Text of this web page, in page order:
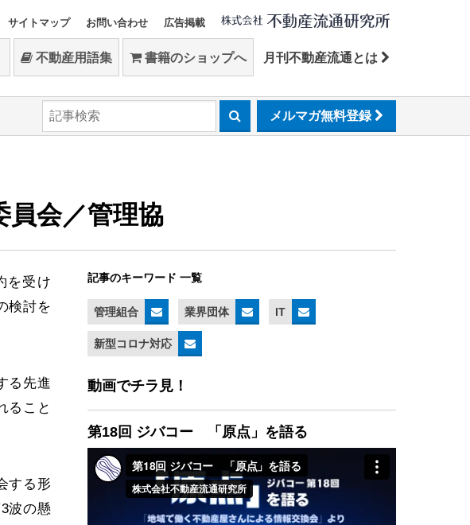
サイトマップ お問い合わせ 広告掲載
不動産用語集 書籍のショップへ 月刊不動産流通とは
メルマガ無料登録
員会／管理協
を受け
検討を
る先進
ること
する形
波の懸
記事のキーワード 一覧
管理組合 業界団体 IT
新型コロナ対応
動画でチラ見！
第18回 ジバコー 「原点」を語る